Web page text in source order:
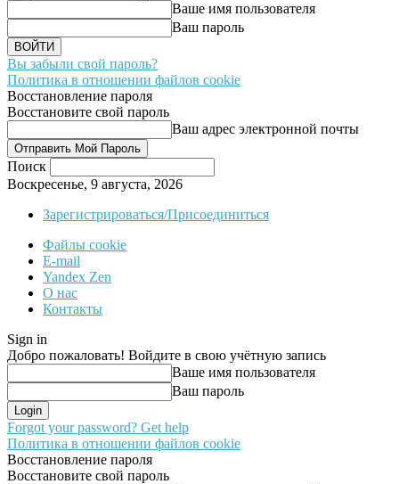
Ваше имя пользователя
Ваш пароль
Вы забыли свой пароль?
Политика в отношении файлов cookie
Восстановление пароля
Восстановите свой пароль
Ваш адрес электронной почты
Поиск
Воскресенье, 9 августа, 2026
Зарегистрироваться/Присоединиться
Файлы cookie
E-mail
Yandex Zen
О нас
Контакты
Sign in
Добро пожаловать! Войдите в свою учётную запись
Ваше имя пользователя
Ваш пароль
Forgot your password? Get help
Политика в отношении файлов cookie
Восстановление пароля
Восстановите свой пароль